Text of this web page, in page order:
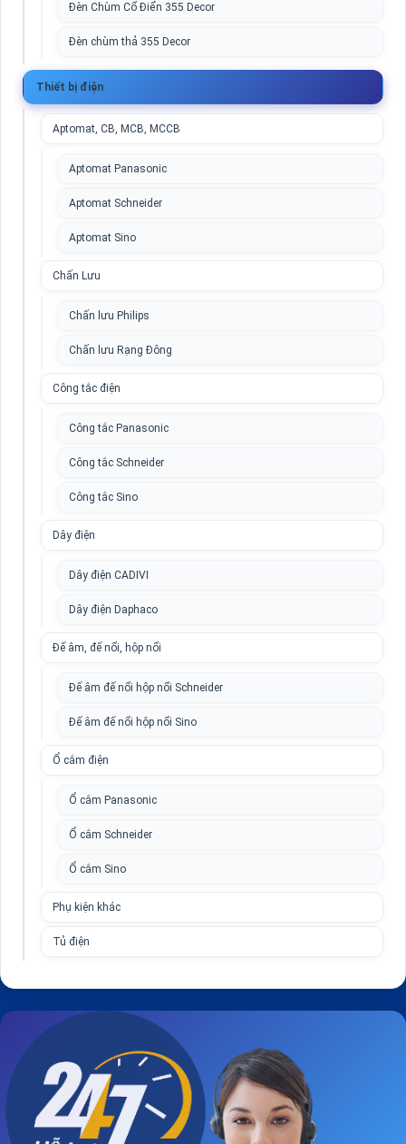
Đèn Chùm Cổ Điển 355 Decor
Đèn chùm thả 355 Decor
Thiết bị điện
Aptomat, CB, MCB, MCCB
Aptomat Panasonic
Aptomat Schneider
Aptomat Sino
Chấn Lưu
Chấn lưu Philips
Chấn lưu Rạng Đông
Công tắc điện
Công tắc Panasonic
Công tắc Schneider
Công tắc Sino
Dây điện
Dây điện CADIVI
Dây điện Daphaco
Đế âm, đế nổi, hộp nổi
Đế âm đế nổi hộp nổi Schneider
Đế âm đế nổi hộp nổi Sino
Ổ cắm điện
Ổ cắm Panasonic
Ổ cắm Schneider
Ổ cắm Sino
Phụ kiện khác
Tủ điện